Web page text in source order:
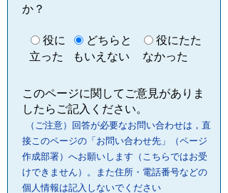
か？
役に
立った
どちらと
もいえない
役にたた
なかった
このページに関してご意見がありま
したらご記入ください。
（ご注意）回答が必要なお問い合わせは，直
接このページの「お問い合わせ先」（ページ
作成部署）へお願いします（こちらではお受
けできません）。また住所・電話番号などの
個人情報は記入しないでください